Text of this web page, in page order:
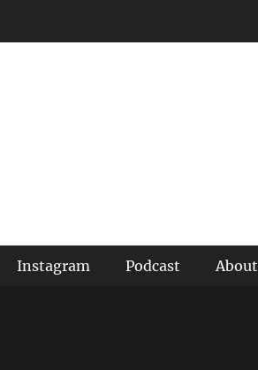
Instagram Podcast About